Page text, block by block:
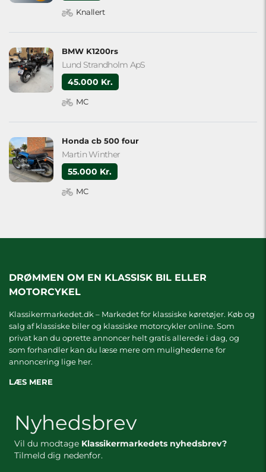
Knallert
BMW K1200rs
Lund Strandholm ApS
45.000 Kr.
MC
Honda cb 500 four
Martin Winther
55.000 Kr.
MC
DRØMMEN OM EN KLASSISK BIL ELLER
MOTORCYKEL
Klassikermarkedet.dk – Markedet for klassiske køretøjer. Køb og
salg af klassiske biler og klassiske motorcykler online. Som
privat kan du oprette annoncer helt gratis allerede i dag, og
som forhandler kan du læse mere om mulighederne for
annoncering lige her.
LÆS MERE
Nyhedsbrev
Vil du modtage Klassikermarkedets nyhedsbrev?
Tilmeld dig nedenfor.